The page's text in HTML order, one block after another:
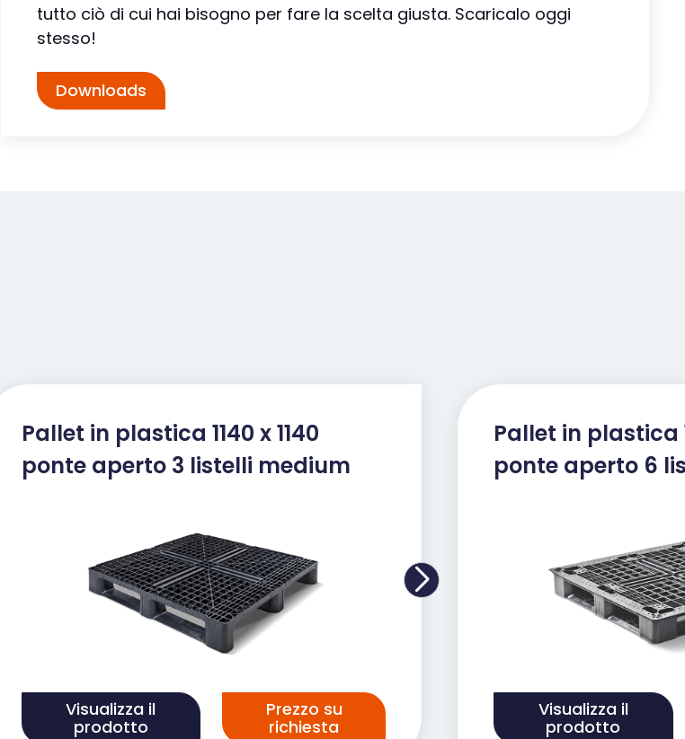
tutto ciò di cui hai bisogno per fare la scelta giusta. Scaricalo oggi
stesso!
Downloads
Pallet in plastica 1140 x 1140
ponte aperto 3 listelli medium
Visualizza il
prodotto
Prezzo su
richiesta
Pallet in plastica
ponte aperto 6
Visualizza il
prodotto